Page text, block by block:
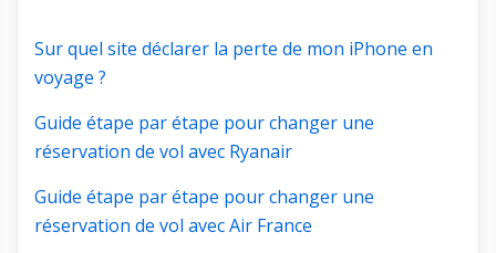
Sur quel site déclarer la perte de mon iPhone en
voyage ?
Guide étape par étape pour changer une
réservation de vol avec Ryanair
Guide étape par étape pour changer une
réservation de vol avec Air France